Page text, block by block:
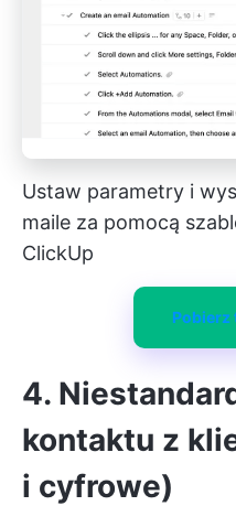
Ustaw parametry i
maile za pomocą
ClickUp
Pobierz
4.
kontaktu z
i cyfrowe)